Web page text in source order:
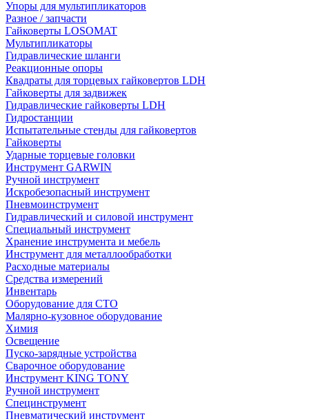
Упоры для мультипликаторов
Разное / запчасти
Гайковерты LOSOMAT
Мультипликаторы
Гидравлические шланги
Реакционные опоры
Квадраты для торцевых гайковертов LDH
Гайковерты для задвижек
Гидравлические гайковерты LDH
Гидростанции
Испытательные стенды для гайковертов
Гайковерты
Ударные торцевые головки
Инструмент GARWIN
Ручной инструмент
Искробезопасный инструмент
Пневмоинструмент
Гидравлический и силовой инструмент
Специальный инструмент
Хранение инструмента и мебель
Инструмент для металлообработки
Расходные материалы
Средства измерений
Инвентарь
Оборудование для СТО
Малярно-кузовное оборудование
Химия
Освещение
Пуско-зарядные устройства
Сварочное оборудование
Инструмент KING TONY
Ручной инструмент
Специнструмент
Пневматический инструмент